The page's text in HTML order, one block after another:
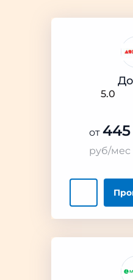
5.0
от 445
руб/мес